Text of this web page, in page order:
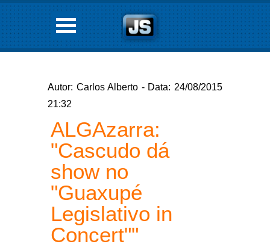
Autor: Carlos Alberto - Data: 24/08/2015
21:32
ALGAzarra:
"Cascudo dá
show no
"Guaxupé
Legislativo in
Concert""